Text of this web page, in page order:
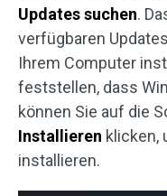
Updates suchen.
verfügbaren
Ihrem Computer
feststellen, dass
können Sie auf die
Installieren klicken,
installieren.